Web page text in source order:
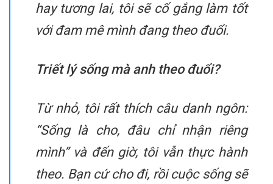
hay tương lai, tôi sẽ cố gắng làm tốt
với đam mê mình đang theo đuổi.
Triết lý sống mà anh theo đuổi?
Từ nhỏ, tôi rất thích câu danh ngôn:
“Sống là cho, đâu chỉ nhận riêng
mình” và đến giờ, tôi vẫn thực hành
theo. Bạn cứ cho đi, rồi cuộc sống sẽ